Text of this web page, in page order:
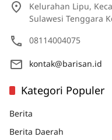
Kelurahan Lipu,
Sulawesi Tenggara
08114004075
kontak@barisan.id
Kategori Populer
Berita
Berita Daerah